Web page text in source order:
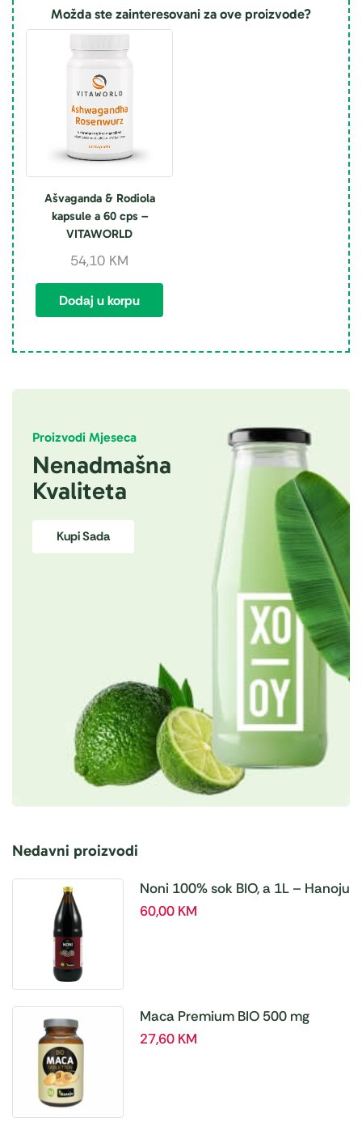
Možda ste zainteresovani za ove proizvode?
Ašvaganda & Rodiola
kapsule a 60 cps –
VITAWORLD
54,10 KM
Dodaj u korpu
Proizvodi Mjeseca
Nenadmašna
Kvaliteta
Kupi Sada
Nedavni proizvodi
Noni 100% sok BIO, a 1L – Hanoju
60,00 KM
Maca Premium BIO 500 mg
tablete, a180 tbl – Hanoju
27,60 KM